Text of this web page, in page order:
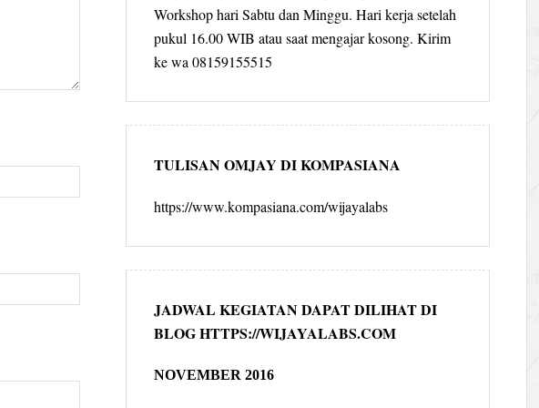
Workshop hari Sabtu dan Minggu. Hari kerja setelah
pukul 16.00 WIB atau saat mengajar kosong. Kirim
ke wa 08159155515
TULISAN OMJAY DI KOMPASIANA
https://www.kompasiana.com/wijayalabs
JADWAL KEGIATAN DAPAT DILIHAT DI
BLOG HTTPS://WIJAYALABS.COM
NOVEMBER 2016